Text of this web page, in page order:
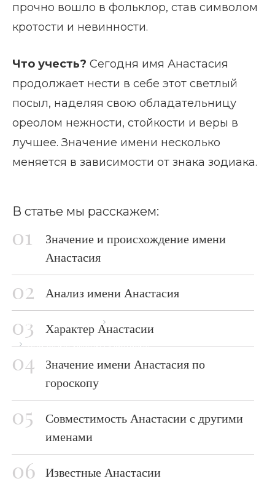
Главная страница
Значение имени Анастасия
прочно вошло в фольклор, став символом
кротости и невинности.
Что учесть? Сегодня имя Анастасия
продолжает нести в себе этот светлый
посыл, наделяя свою обладательницу
ореолом нежности, стойкости и веры в
лучшее. Значение имени несколько
меняется в зависимости от знака зодиака.
В статье мы расскажем:
Значение и происхождение имени
Анастасия
Анализ имени Анастасия
Характер Анастасии
Значение имени Анастасия по
гороскопу
Совместимость Анастасии с другими
именами
Известные Анастасии